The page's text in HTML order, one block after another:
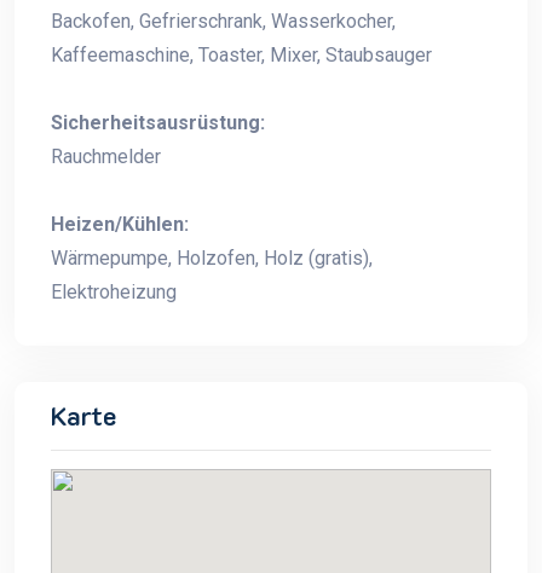
Backofen, Gefrierschrank, Wasserkocher,
Kaffeemaschine, Toaster, Mixer, Staubsauger
Sicherheitsausrüstung:
Rauchmelder
Heizen/Kühlen:
Wärmepumpe, Holzofen, Holz (gratis),
Elektroheizung
Karte